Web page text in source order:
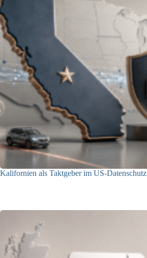
Kalifornien als Taktgeber im US-Datenschutz